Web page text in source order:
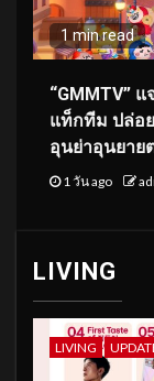
1 min read
“GMMTV”
แท็กทีม ปล่อย
อุนย่าอุนยาย
1 วัน ago
LIVING
LIVING